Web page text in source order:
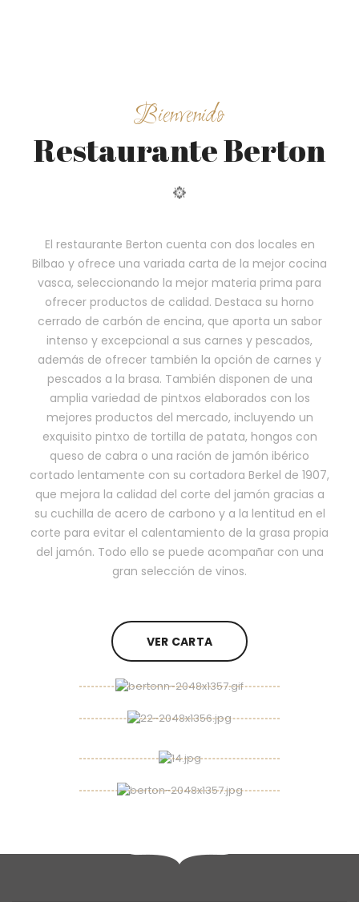
Bienvenido
Restaurante Berton
El restaurante Berton cuenta con dos locales en
Bilbao y ofrece una variada carta de la mejor cocina
vasca, seleccionando la mejor materia prima para
ofrecer productos de calidad. Destaca su horno
cerrado de carbón de encina, que aporta un sabor
intenso y excepcional a sus carnes y pescados,
además de ofrecer también la opción de carnes y
pescados a la brasa. También disponen de una
amplia variedad de pintxos elaborados con los
mejores productos del mercado, incluyendo un
exquisito pintxo de tortilla de patata, hongos con
queso de cabra o una ración de jamón ibérico
cortado lentamente con su cortadora Berkel de 1907,
que mejora la calidad del corte del jamón gracias a
su cuchilla de acero de carbono y a la lentitud en el
corte para evitar el calentamiento de la grasa propia
del jamón. Todo ello se puede acompañar con una
gran selección de vinos.
VER CARTA